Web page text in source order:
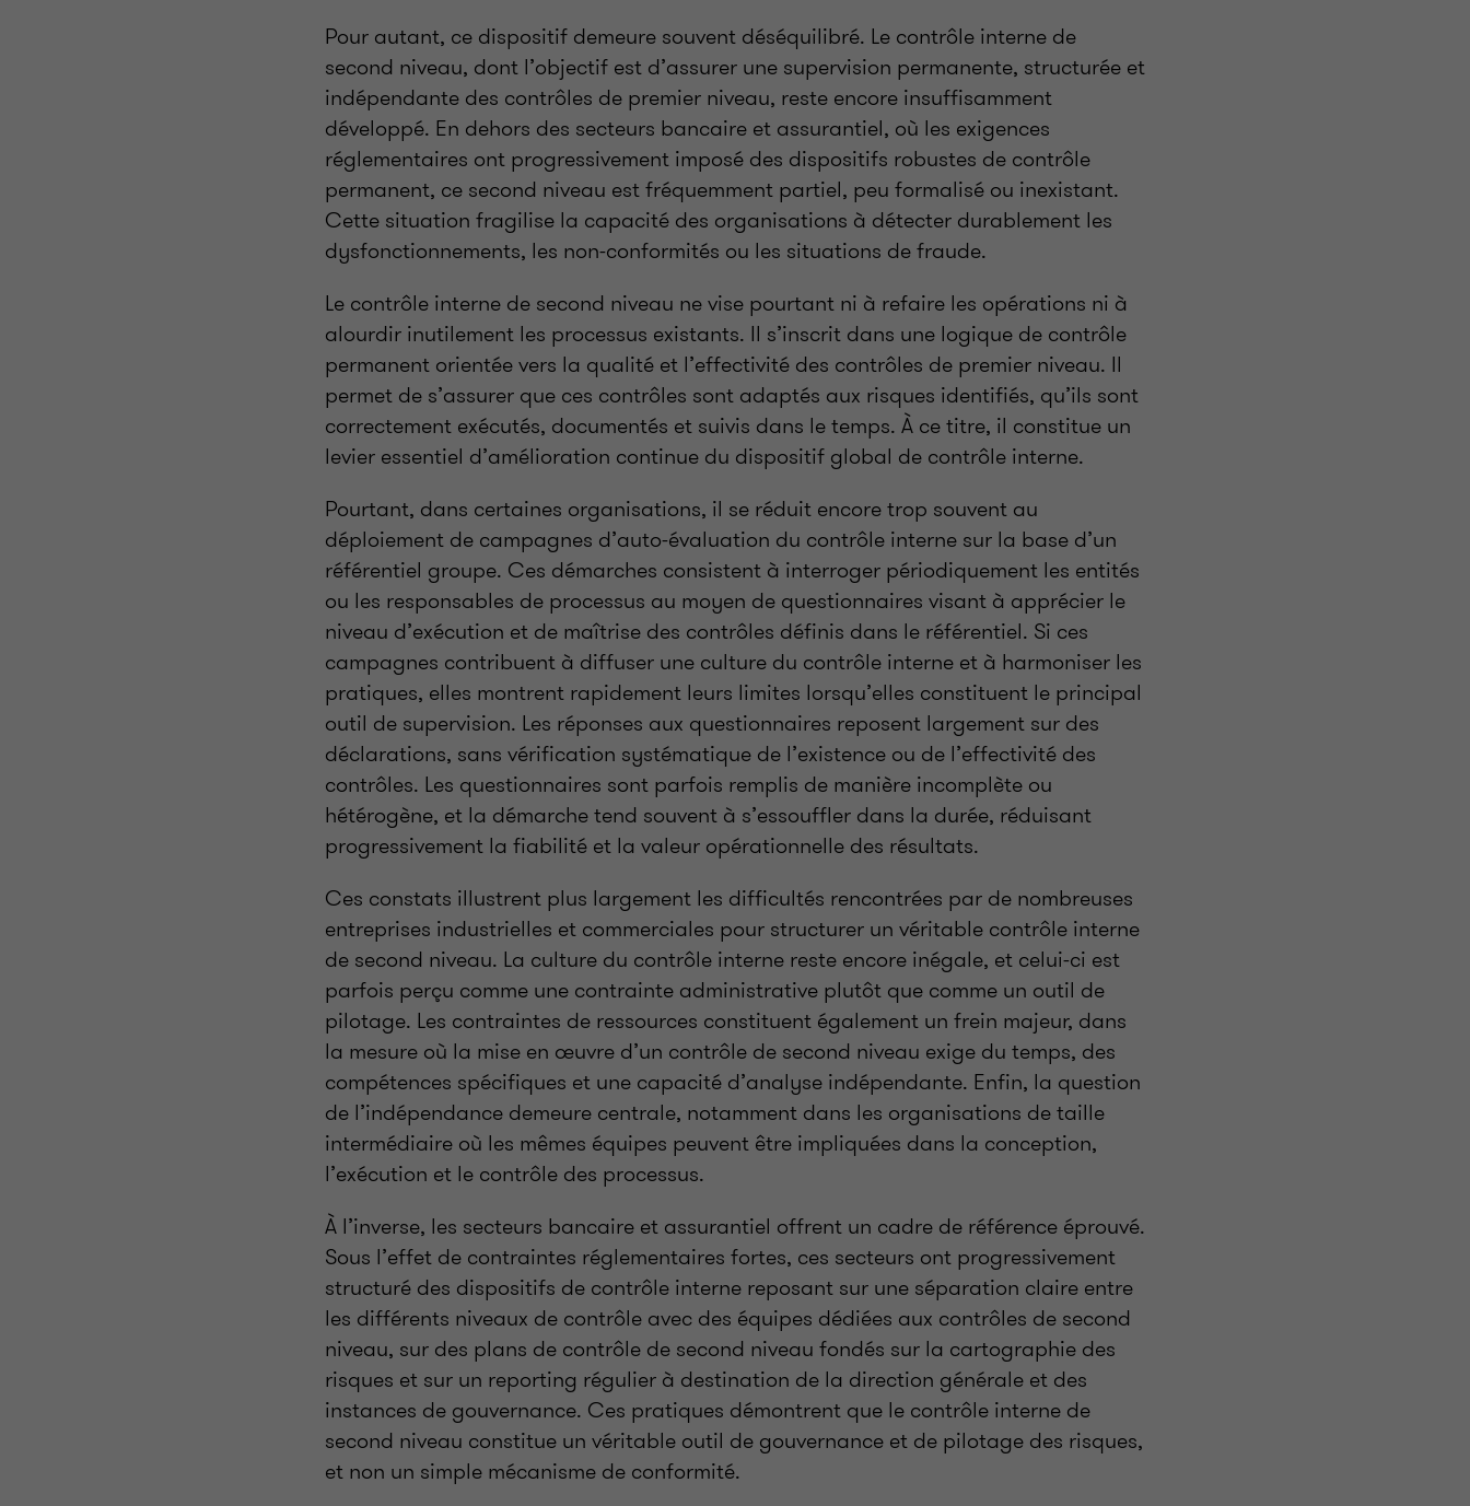
Pour autant, ce dispositif demeure souvent déséquilibré. Le contrôle interne de
second niveau, dont l’objectif est d’assurer une supervision permanente, structurée et
indépendante des contrôles de premier niveau, reste encore insuffisamment
développé. En dehors des secteurs bancaire et assurantiel, où les exigences
réglementaires ont progressivement imposé des dispositifs robustes de contrôle
permanent, ce second niveau est fréquemment partiel, peu formalisé ou inexistant.
Cette situation fragilise la capacité des organisations à détecter durablement les
dysfonctionnements, les non-conformités ou les situations de fraude.
Le contrôle interne de second niveau ne vise pourtant ni à refaire les opérations ni à
alourdir inutilement les processus existants. Il s’inscrit dans une logique de contrôle
permanent orientée vers la qualité et l’effectivité des contrôles de premier niveau. Il
permet de s’assurer que ces contrôles sont adaptés aux risques identifiés, qu’ils sont
correctement exécutés, documentés et suivis dans le temps. À ce titre, il constitue un
levier essentiel d’amélioration continue du dispositif global de contrôle interne.
Pourtant, dans certaines organisations, il se réduit encore trop souvent au
déploiement de campagnes d’auto-évaluation du contrôle interne sur la base d’un
référentiel groupe. Ces démarches consistent à interroger périodiquement les entités
ou les responsables de processus au moyen de questionnaires visant à apprécier le
niveau d’exécution et de maîtrise des contrôles définis dans le référentiel. Si ces
campagnes contribuent à diffuser une culture du contrôle interne et à harmoniser les
pratiques, elles montrent rapidement leurs limites lorsqu’elles constituent le principal
outil de supervision. Les réponses aux questionnaires reposent largement sur des
déclarations, sans vérification systématique de l’existence ou de l’effectivité des
contrôles. Les questionnaires sont parfois remplis de manière incomplète ou
hétérogène, et la démarche tend souvent à s’essouffler dans la durée, réduisant
progressivement la fiabilité et la valeur opérationnelle des résultats.
Ces constats illustrent plus largement les difficultés rencontrées par de nombreuses
entreprises industrielles et commerciales pour structurer un véritable contrôle interne
de second niveau. La culture du contrôle interne reste encore inégale, et celui-ci est
parfois perçu comme une contrainte administrative plutôt que comme un outil de
pilotage. Les contraintes de ressources constituent également un frein majeur, dans
la mesure où la mise en œuvre d’un contrôle de second niveau exige du temps, des
compétences spécifiques et une capacité d’analyse indépendante. Enfin, la question
de l’indépendance demeure centrale, notamment dans les organisations de taille
intermédiaire où les mêmes équipes peuvent être impliquées dans la conception,
l’exécution et le contrôle des processus.
À l’inverse, les secteurs bancaire et assurantiel offrent un cadre de référence éprouvé.
Sous l’effet de contraintes réglementaires fortes, ces secteurs ont progressivement
structuré des dispositifs de contrôle interne reposant sur une séparation claire entre
les différents niveaux de contrôle avec des équipes dédiées aux contrôles de second
niveau, sur des plans de contrôle de second niveau fondés sur la cartographie des
risques et sur un reporting régulier à destination de la direction générale et des
instances de gouvernance. Ces pratiques démontrent que le contrôle interne de
second niveau constitue un véritable outil de gouvernance et de pilotage des risques,
et non un simple mécanisme de conformité.